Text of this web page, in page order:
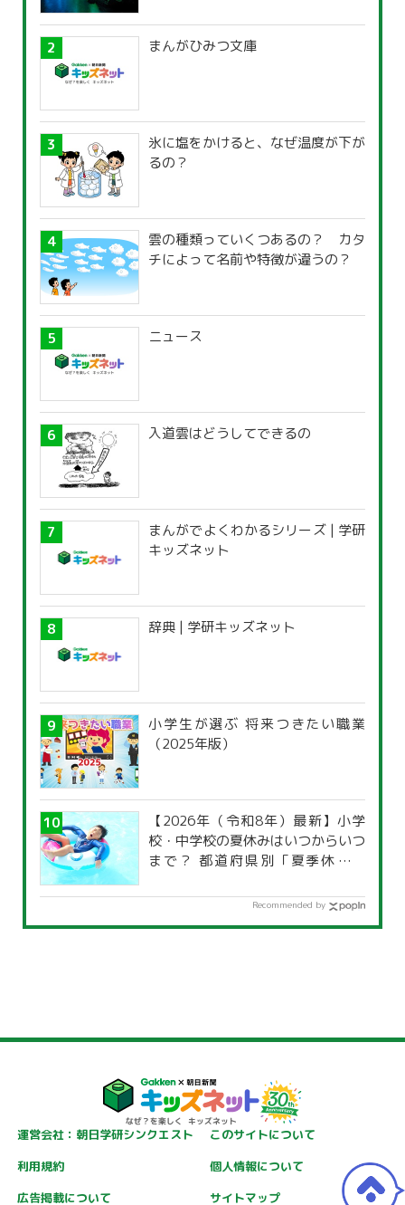
まんがひみつ文庫
氷に塩をかけると、なぜ温度が下が
るの？
雲の種類っていくつあるの？ カタ
チによって名前や特徴が違うの？
ニュース
入道雲はどうしてできるの
まんがでよくわかるシリーズ | 学研
キッズネット
辞典 | 学研キッズネット
小学生が選ぶ 将来つきたい職業
（2025年版）
【2026年（令和8年）最新】小学
校・中学校の夏休みはいつからいつ
まで？ 都道府県別「夏季休暇一
Recommended by
運営会社：朝日学研シンクエスト
このサイトについて
利用規約
個人情報について
広告掲載について
サイトマップ